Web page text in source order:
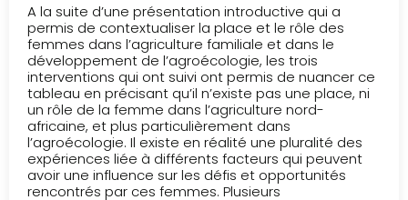
A la suite d’une présentation introductive qui a
permis de contextualiser la place et le rôle des
femmes dans l’agriculture familiale et dans le
développement de l’agroécologie, les trois
interventions qui ont suivi ont permis de nuancer ce
tableau en précisant qu’il n’existe pas une place, ni
un rôle de la femme dans l’agriculture nord-
africaine, et plus particulièrement dans
l’agroécologie. Il existe en réalité une pluralité des
expériences liée à différents facteurs qui peuvent
avoir une influence sur les défis et opportunités
rencontrés par ces femmes. Plusieurs